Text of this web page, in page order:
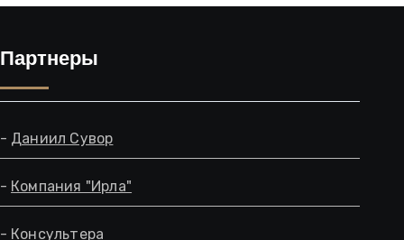
Партнеры
- Даниил Сувор
- Компания "Ирла"
- Консультера